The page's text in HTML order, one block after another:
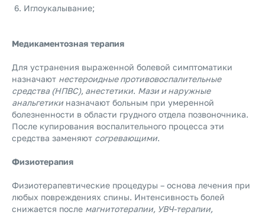
Иглоукалывание;
Медикаментозная терапия
Для устранения выраженной болевой симптоматики
назначают нестероидные противовоспалительные
средства (НПВС), анестетики. Мази и наружные
анальгетики назначают больным при умеренной
болезненности в области грудного отдела позвоночника.
После купирования воспалительного процесса эти
средства заменяют согревающими.
Физиотерапия
Физиотерапевтические процедуры – основа лечения при
любых повреждениях спины. Интенсивность болей
снижается после магнитотерапии, УВЧ-терапии,